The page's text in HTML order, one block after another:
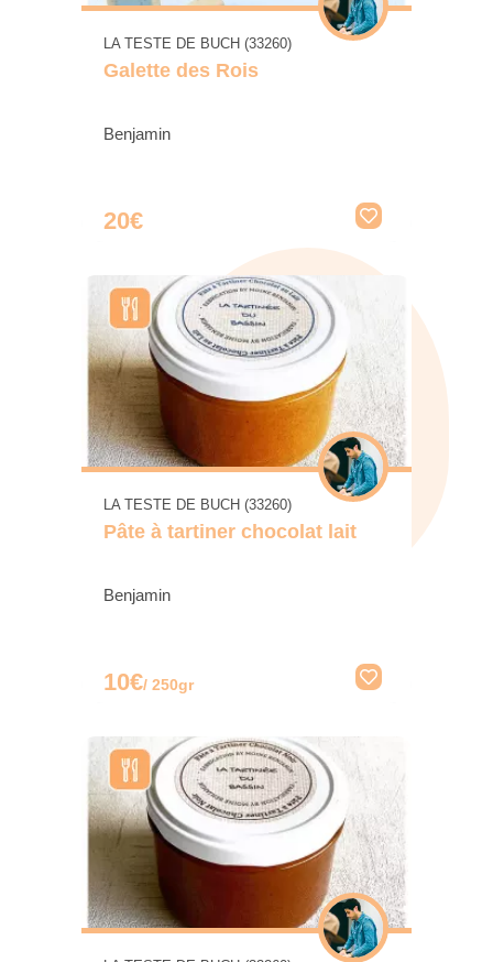
LA TESTE DE BUCH (33260)
Galette des Rois
Benjamin
20€
LA TESTE DE BUCH (33260)
Pâte à tartiner chocolat lait
Benjamin
10€/ 250gr